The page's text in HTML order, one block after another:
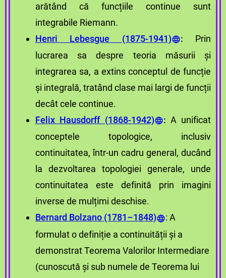
arătând că funcțiile continue sunt
integrabile Riemann.
Henri Lebesgue (1875-1941)
: Prin
lucrarea sa despre teoria măsurii și
integrarea sa, a extins conceptul de funcție
și integrală, tratând clase mai largi de funcții
decât cele continue.
Felix Hausdorff (1868-1942)
: A unificat
conceptele topologice, inclusiv
continuitatea, într-un cadru general, ducând
la dezvoltarea topologiei generale, unde
continuitatea este definită prin imagini
inverse de mulțimi deschise.
Bernard Bolzano (1781–1848)
: A
formulat o definiție a continuității și a
demonstrat Teorema Valorilor Intermediare
(cunoscută și sub numele de Teorema lui